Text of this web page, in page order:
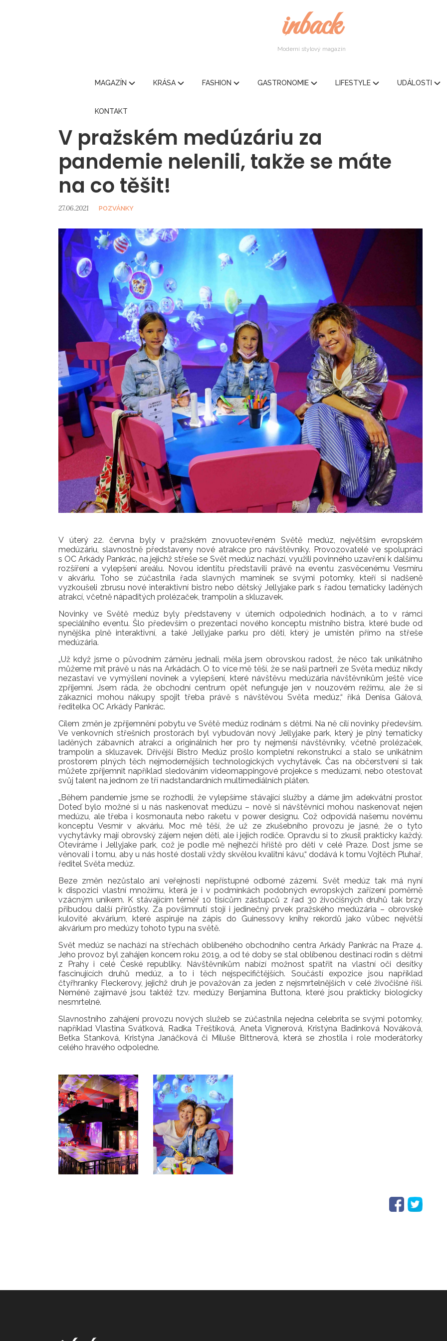
inback
Moderní stylový magazín
MAGAZÍN KRÁSA FASHION GASTRONOMIE LIFESTYLE UDÁLOSTI
KONTAKT
V pražském medúzáriu za
pandemie nelenili, takže se máte
na co těšit!
27.06.2021 POZVÁNKY
V úterý 22. června byly v pražském znovuotevřeném Světě medúz, největším evropském
medúzáriu, slavnostně představeny nové atrakce pro návštěvníky. Provozovatelé ve spolupráci
s OC Arkády Pankrác, na jejichž střeše se Svět medúz nachází, využili povinného uzavření k dalšímu
rozšíření a vylepšení areálu. Novou identitu představili právě na eventu zasvěcenému Vesmíru
v akváriu. Toho se zúčastnila řada slavných maminek se svými potomky, kteří si nadšeně
vyzkoušeli zbrusu nové interaktivní bistro nebo dětský Jellyjake park s řadou tematicky laděných
atrakcí, včetně nápaditých prolézaček, trampolín a skluzavek.
Novinky ve Světě medúz byly představeny v úterních odpoledních hodinách, a to v rámci
speciálního eventu. Šlo především o prezentaci nového konceptu místního bistra, které bude od
nynějška plně interaktivní, a také Jellyjake parku pro děti, který je umístěn přímo na střeše
medúzária.
„Už když jsme o původním záměru jednali, měla jsem obrovskou radost, že něco tak unikátního
můžeme mít právě u nás na Arkádách. O to více mě těší, že se naši partneři ze Světa medúz nikdy
nezastaví ve vymýšlení novinek a vylepšení, které návštěvu medúzária návštěvníkům ještě více
zpříjemní. Jsem ráda, že obchodní centrum opět nefunguje jen v nouzovém režimu, ale že si
zákazníci mohou nákupy spojit třeba právě s návštěvou Světa medúz,“ říká Denisa Gálová,
ředitelka OC Arkády Pankrác.
Cílem změn je zpříjemnění pobytu ve Světě medúz rodinám s dětmi. Na ně cílí novinky především.
Ve venkovních střešních prostorách byl vybudován nový Jellyjake park, který je plný tematicky
laděných zábavních atrakcí a originálních her pro ty nejmenší návštěvníky, včetně prolézaček,
trampolín a skluzavek. Dřívější Bistro Medúz prošlo kompletní rekonstrukcí a stalo se unikátním
prostorem plných těch nejmodernějších technologických vychytávek. Čas na občerstvení si tak
můžete zpříjemnit například sledováním videomappingové projekce s medúzami, nebo otestovat
svůj talent na jednom ze tří nadstandardních multimediálních pláten.
„Během pandemie jsme se rozhodli, že vylepšíme stávající služby a dáme jim adekvátní prostor.
Doteď bylo možné si u nás naskenovat medúzu – nově si návštěvníci mohou naskenovat nejen
medúzu, ale třeba i kosmonauta nebo raketu v power designu. Což odpovídá našemu novému
konceptu Vesmír v akváriu. Moc mě těší, že už ze zkušebního provozu je jasné, že o tyto
vychytávky mají obrovský zájem nejen děti, ale i jejich rodiče. Opravdu si to zkusil prakticky každý.
Otevíráme i Jellyjake park, což je podle mě nejhezčí hřiště pro děti v celé Praze. Dost jsme se
věnovali i tomu, aby u nás hosté dostali vždy skvělou kvalitní kávu,“ dodává k tomu Vojtěch Pluhař,
ředitel Světa medúz.
Beze změn nezůstalo ani veřejnosti nepřístupné odborné zázemí. Svět medúz tak má nyní
k dispozici vlastní množírnu, která je i v podmínkách podobných evropských zařízení poměrně
vzácným unikem. K stávajícím téměř 10 tisícům zástupců z řad 30 živočišných druhů tak brzy
přibudou další přírůstky. Za povšimnutí stojí i jedinečný prvek pražského medúzária – obrovské
kulovité akvárium, které aspiruje na zápis do Guinessovy knihy rekordů jako vůbec největší
akvárium pro medúzy tohoto typu na světě.
Svět medúz se nachází na střechách oblíbeného obchodního centra Arkády Pankrác na Praze 4.
Jeho provoz byl zahájen koncem roku 2019, a od té doby se stal oblíbenou destinací rodin s dětmi
z Prahy i celé České republiky. Návštěvníkům nabízí možnost spatřit na vlastní oči desítky
fascinujících druhů medúz, a to i těch nejspecifičtějších. Součástí expozice jsou například
čtyřhranky Fleckerovy, jejichž druh je považován za jeden z nejsmrtelnějších v celé živočišné říši.
Neméně zajímavé jsou taktéž tzv. medúzy Benjamina Buttona, které jsou prakticky biologicky
nesmrtelné.
Slavnostního zahájení provozu nových služeb se zúčastnila nejedna celebrita se svými potomky,
například Vlastina Svátková, Radka Třeštíková, Aneta Vignerová, Kristýna Badinková Nováková,
Betka Stanková, Kristýna Janáčková či Miluše Bittnerová, která se zhostila i role moderátorky
celého hravého odpoledne.